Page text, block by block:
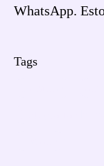
WhatsApp.
Tags